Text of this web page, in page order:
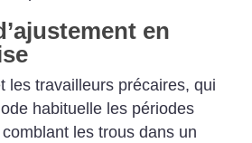
en
les travailleurs précaires, qui
habituelle les périodes
les trous dans un